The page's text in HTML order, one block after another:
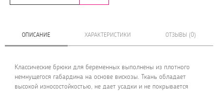
ОПИСАНИЕ ХАРАКТЕРИСТИКИ ОТЗЫВЫ (0)
Классические брюки для беременных выполнены из плотного
немнущегося габардина на основе вискозы. Ткань обладает
высокой износостойкостью, не дает усадки и не покрывается